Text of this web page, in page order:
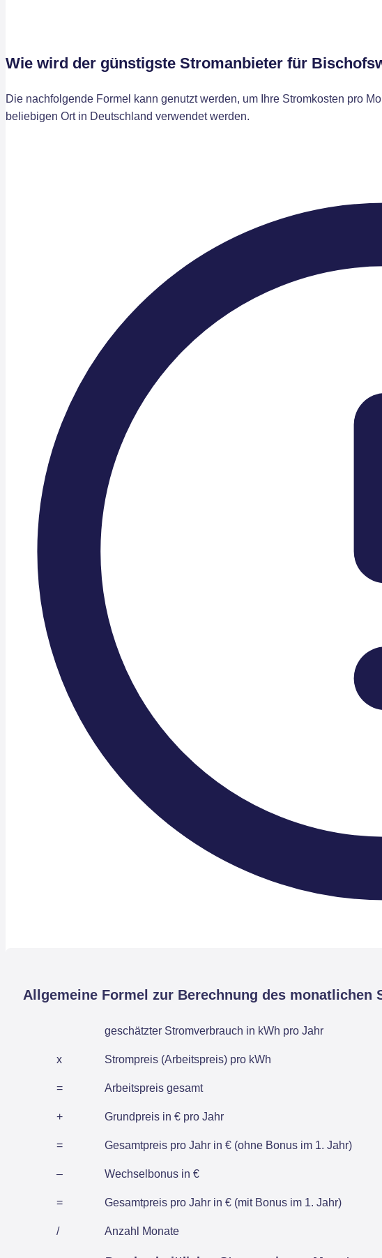
Wie wird der günstigste Stromanbieter für
Die nachfolgende Formel kann genutzt werden, um Ihre Stromkosten pro
beliebigen Ort in Deutschland verwendet werden.
Allgemeine Formel zur Berechnung des monatlichen
geschätzter Stromverbrauch in kWh pro Jahr
x Strompreis (Arbeitspreis) pro kWh
= Arbeitspreis gesamt
+ Grundpreis in € pro Jahr
= Gesamtpreis pro Jahr in € (ohne Bonus im 1. Jahr)
– Wechselbonus in €
= Gesamtpreis pro Jahr in € (mit Bonus im 1. Jahr)
/ Anzahl Monate